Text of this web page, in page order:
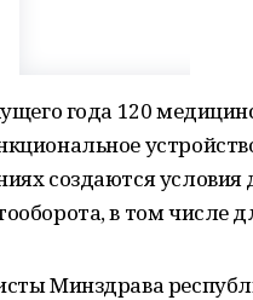
года 120
создаются
в том числе
Минздрава